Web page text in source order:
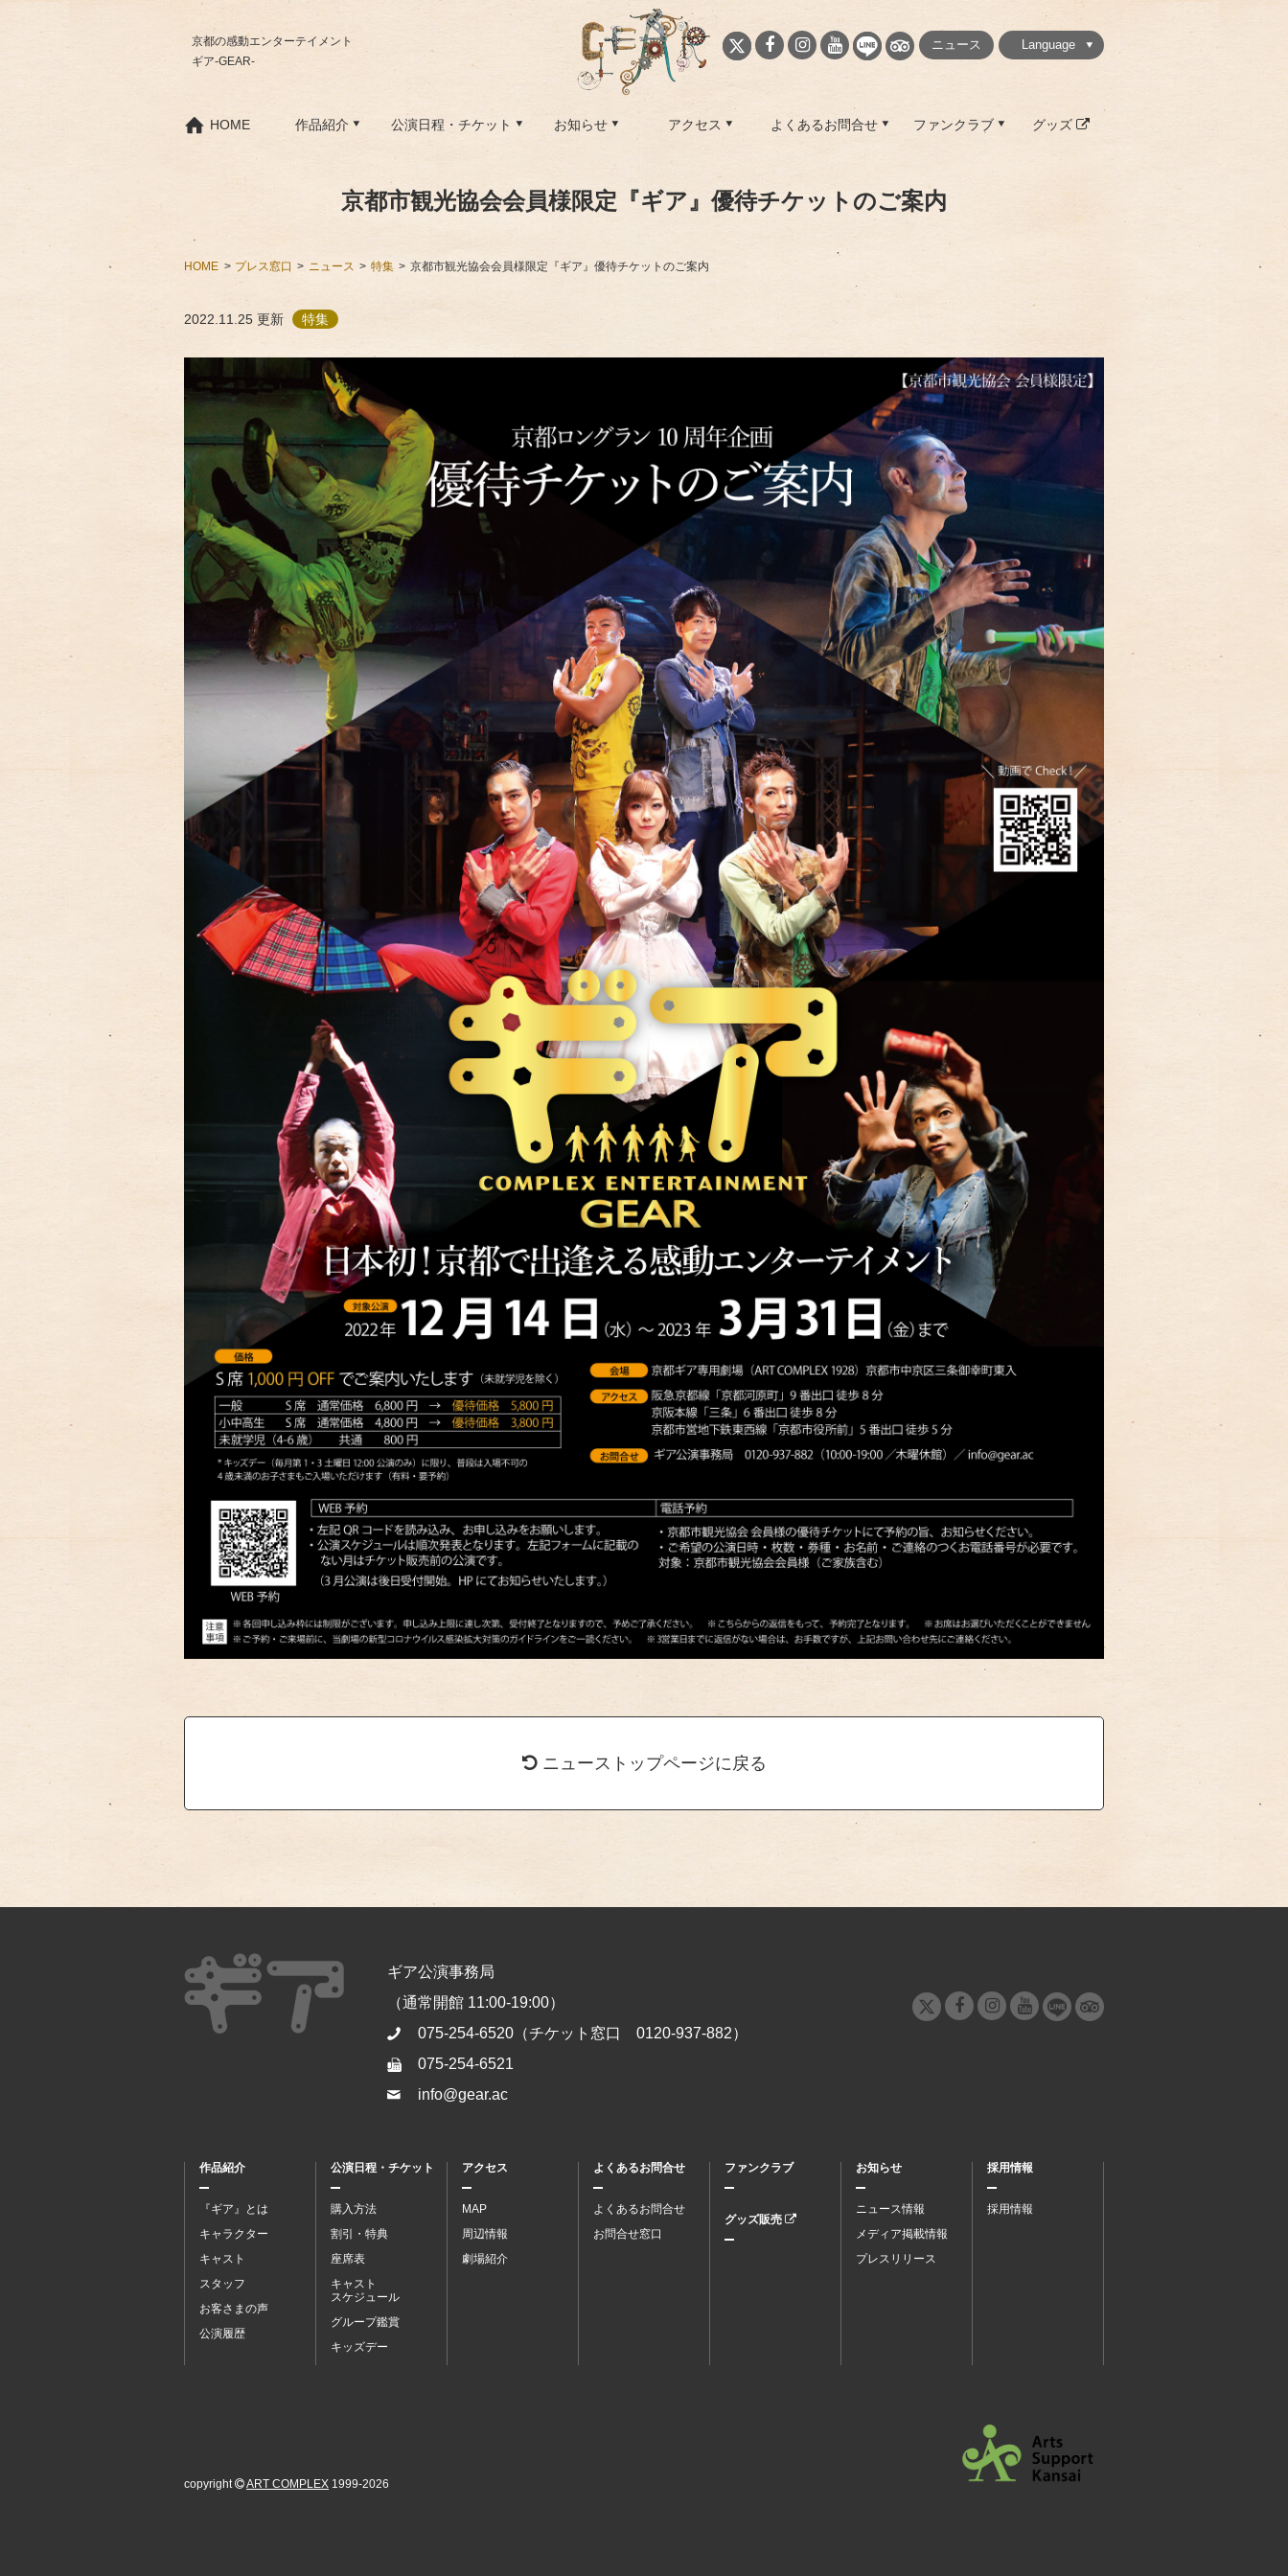
京都の感動エンターテイメント
ギア-GEAR-
ニュース
Language
HOME 作品紹介 公演日程・チケット お知らせ アクセス よくあるお問合せ ファンクラブ グッズ
京都市観光協会会員様限定『ギア』優待チケットのご案内
HOME プレス窓口 ニュース 特集 京都市観光協会会員様限定『ギア』優待チケットのご案内
2022.11.25 更新 特集
ニューストップページに戻る
ギア公演事務局
（通常開館 11:00-19:00）
075-254-6520 （チケット窓口 0120-937-882）
075-254-6521
info@gear.ac
作品紹介
『ギア』とは
キャラクター
キャスト
スタッフ
お客さまの声
公演履歴
公演日程・チケット
購入方法
割引・特典
座席表
キャスト
スケジュール
グループ鑑賞
キッズデー
アクセス
MAP
周辺情報
劇場紹介
よくあるお問合せ
よくあるお問合せ
お問合せ窓口
ファンクラブ
グッズ販売
お知らせ
ニュース情報
メディア掲載情報
プレスリリース
採用情報
採用情報
copyright ART COMPLEX 1999-2026